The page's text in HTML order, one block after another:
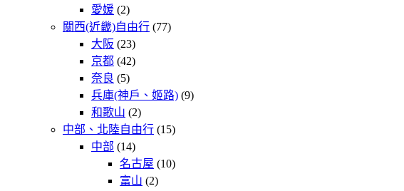
愛媛 (2)
關西(近畿)自由行 (77)
大阪 (23)
京都 (42)
奈良 (5)
兵庫(神戶、姬路) (9)
和歌山 (2)
中部、北陸自由行 (15)
中部 (14)
名古屋 (10)
富山 (2)